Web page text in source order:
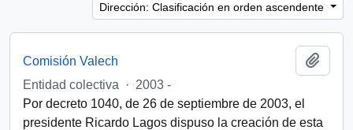
Dirección: Clasificación en orden ascendente
Comisión Valech
Entidad colectiva
· 2003 -
Por decreto 1040, de 26 de septiembre de 2003, el
presidente Ricardo Lagos dispuso la creación de esta